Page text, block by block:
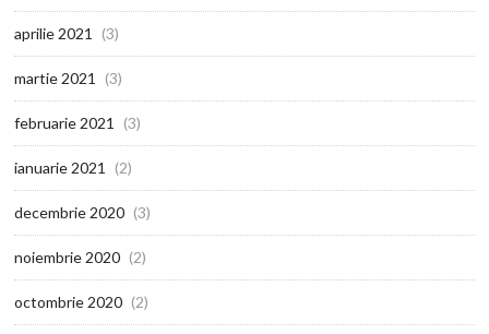
aprilie 2021 (3)
martie 2021 (3)
februarie 2021 (3)
ianuarie 2021 (2)
decembrie 2020 (3)
noiembrie 2020 (2)
octombrie 2020 (2)